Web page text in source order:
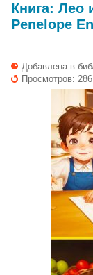
Книга: Лео
Penelope
Добавлена в
Просмотров: 286